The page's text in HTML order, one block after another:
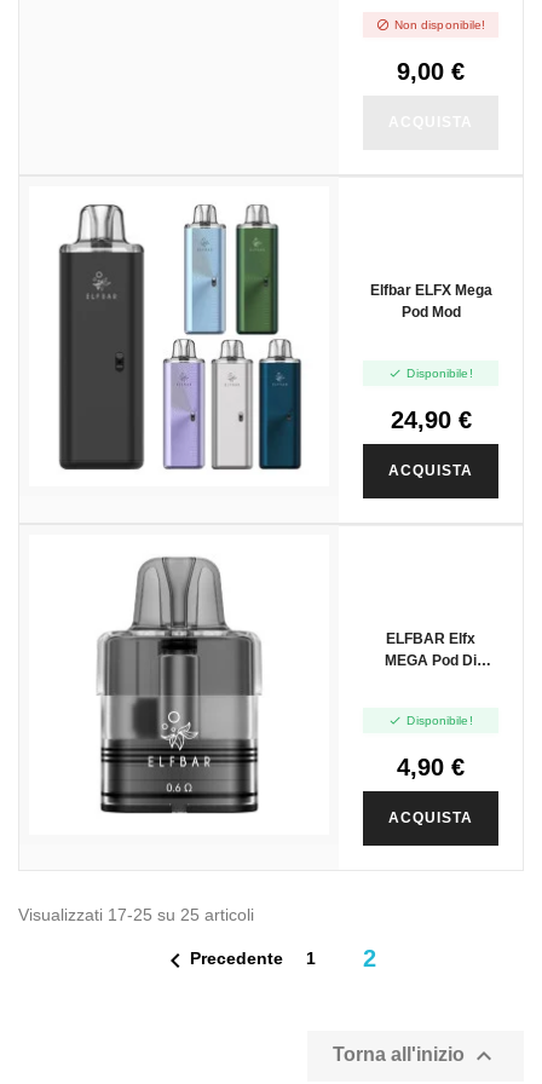
 Non disponibile!
9,00 €
Elfbar ELFX Mega
Pod Mod
 Disponibile!
24,90 €
ACQUISTA
ELFBAR Elfx
MEGA Pod Di
 Disponibile!
4,90 €
ACQUISTA
Visualizzati 17-25 su 25 articoli
 Precedente 1 2
Torna all'inizio 